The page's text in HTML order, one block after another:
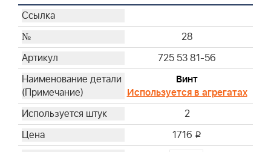
28
725 53 81-56
Винт
Используется в агрегатах
2
1716 i